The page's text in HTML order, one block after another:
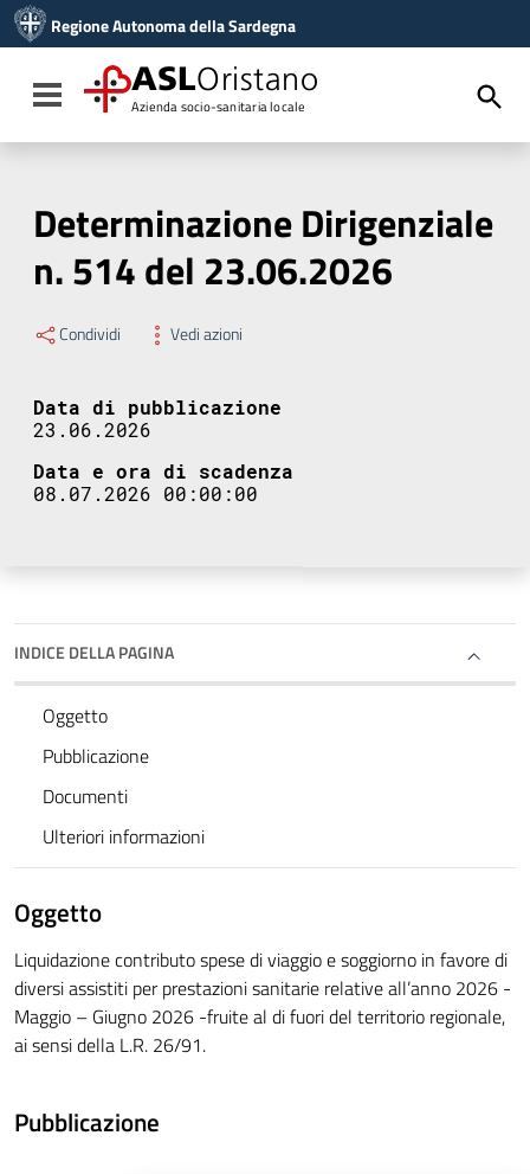
Vai al menu di navigazione
Vai al footer
Regione Autonoma della Sardegna
Toggle navigation
ASLOristano
Azienda socio-sanitaria locale
Determinazione Dirigenziale
n. 514 del 23.06.2026
Condividi Vedi azioni
Data di pubblicazione
23.06.2026
Data e ora di scadenza
08.07.2026 00:00:00
INDICE DELLA PAGINA
Oggetto
Pubblicazione
Documenti
Ulteriori informazioni
Oggetto
Liquidazione contributo spese di viaggio e soggiorno in favore di
diversi assistiti per prestazioni sanitarie relative all’anno 2026 -
Maggio – Giugno 2026 -fruite al di fuori del territorio regionale,
ai sensi della L.R. 26/91.
Pubblicazione